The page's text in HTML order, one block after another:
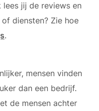
jij de reviews en
diensten? Zie hoe
.
mensen vinden
dan een bedrijf.
de mensen achter